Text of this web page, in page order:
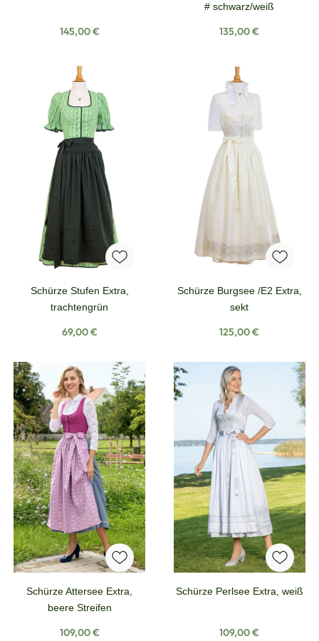
Regulärer Preis:
145,00 €
# schwarz/weiß
Regulärer Preis:
135,00 €
Schürze Stufen Extra,
trachtengrün
Regulärer Preis:
69,00 €
Schürze Burgsee /E2 Extra,
sekt
Regulärer Preis:
125,00 €
Schürze Attersee Extra,
beere Streifen
Regulärer Preis:
109,00 €
Schürze Perlsee Extra, weiß
Regulärer Preis:
109,00 €